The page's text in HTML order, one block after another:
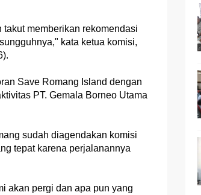
memberikan rekomendasi
kata ketua komisi,
Save Romang Island dengan
PT. Gemala Borneo Utama
sudah diagendakan komisi
tepat karena perjalanannya
akan pergi dan apa pun yang